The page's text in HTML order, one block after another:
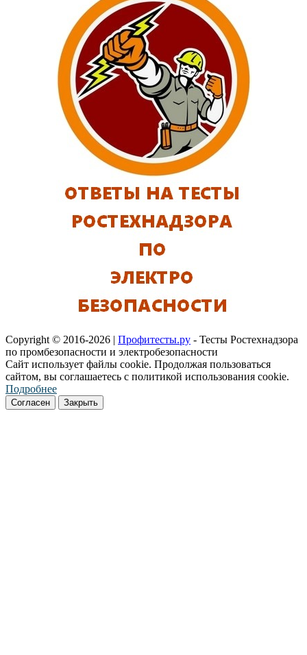
Copyright © 2016-2026 | Профитесты.ру - Тесты Ростехнадзора
по промбезопасности и электробезопасности
Сайт использует файлы cookie. Продолжая пользоваться
сайтом, вы соглашаетесь с политикой использования cookie.
Подробнее
Согласен Закрыть